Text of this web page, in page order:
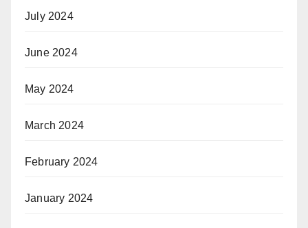
July 2024
June 2024
May 2024
March 2024
February 2024
January 2024